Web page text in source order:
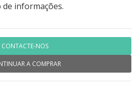
informações.
CONTACTE-NOS
A COMPRAR